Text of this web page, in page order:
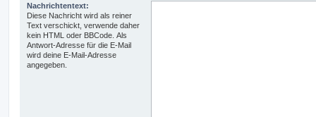
Nachrichtentext:
Diese Nachricht wird als reiner
Text verschickt, verwende daher
kein HTML oder BBCode. Als
Antwort-Adresse für die E-Mail
wird deine E-Mail-Adresse
angegeben.